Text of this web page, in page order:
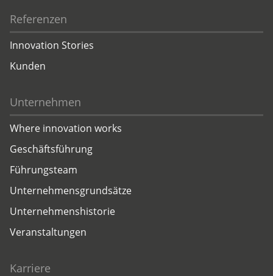
Referenzen
Innovation Stories
Kunden
Unternehmen
Where innovation works
Geschäftsführung
Führungsteam
Unternehmensgrundsätze
Unternehmenshistorie
Veranstaltungen
Karriere